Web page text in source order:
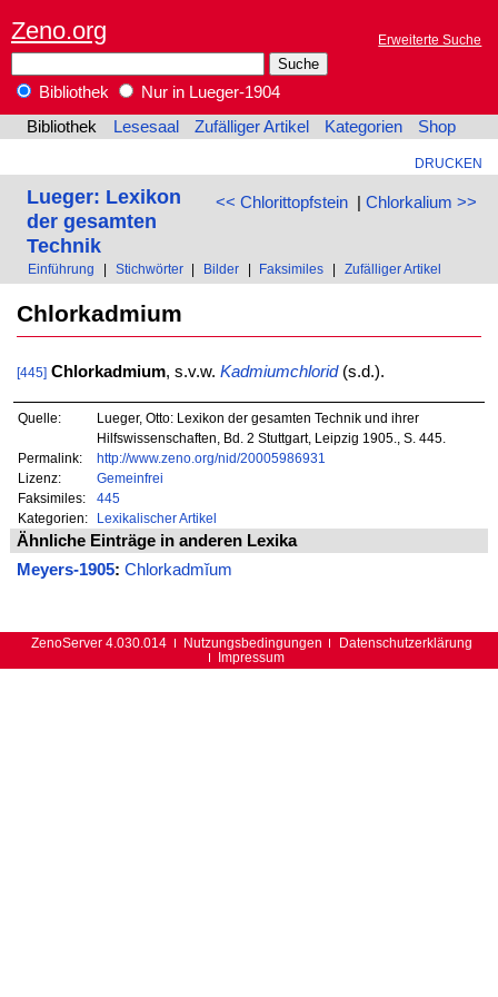
Zeno.org Erweiterte Suche
Bibliothek
Nur in Lueger-1904
Bibliothek
Lesesaal Zufälliger Artikel Kategorien Shop
DRUCKEN
<< Chlorittopfstein| Chlorkalium >>
Lueger: Lexikon
der gesamten
Technik
Einführung Stichwörter Bilder Faksimiles Zufälliger Artikel
Chlorkadmium
[445] Chlorkadmium, s.v.w. Kadmiumchlorid(s.d.).
Quelle:
Lueger, Otto: Lexikon der gesamten Technik und ihrer
Hilfswissenschaften, Bd. 2 Stuttgart, Leipzig 1905., S. 445.
Permalink:
http://www.zeno.org/nid/20005986931
Lizenz:
Gemeinfrei
Faksimiles:
445
Kategorien:
Lexikalischer Artikel
Ähnliche Einträge in anderen Lexika
Meyers-1905: Chlorkadmĭum
ZenoServer 4.030.014 Nutzungsbedingungen
Datenschutzerklärung
Impressum